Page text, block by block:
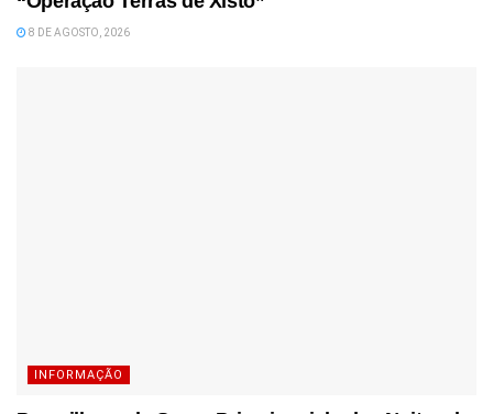
8 DE AGOSTO, 2026
INFORMAÇÃO